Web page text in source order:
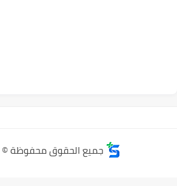
جميع الحقوق محفوظة ©